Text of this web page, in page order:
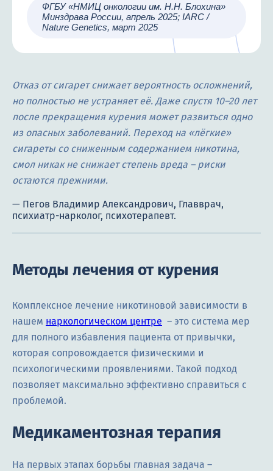
ФГБУ «НМИЦ онкологии им. Н.Н. Блохина»
Минздрава России, апрель 2025; IARC /
Nature Genetics, март 2025
Отказ от сигарет снижает вероятность осложнений,
но полностью не устраняет её. Даже спустя 10–20 лет
после прекращения курения может развиться одно
из опасных заболеваний. Переход на «лёгкие»
сигареты со сниженным содержанием никотина,
смол никак не снижает степень вреда – риски
остаются прежними.
Методы лечения от курения
Комплексное лечение никотиновой зависимости в
нашем наркологическом центре – это система мер
для полного избавления пациента от привычки,
которая сопровождается физическими и
психологическими проявлениями. Такой подход
позволяет максимально эффективно справиться с
проблемой.
Медикаментозная терапия
На первых этапах борьбы главная задача –